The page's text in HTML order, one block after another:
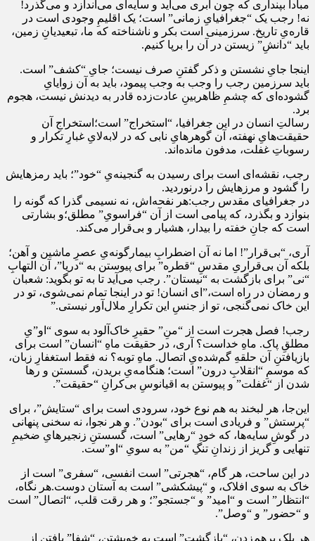
مبادا بپنداری که چون ابری می‌آید و سایه‌ای می‌اندازد و می‌گذرد!
نه! رجب یک “جغرافیایِ زمانی” است؛ یک اقلیمِ وجودی است در
قاره‌یِ تاریخ. سرزمینی است بکر و ناشناخته که ما، تبعیدیانِ زمین،
باید “دانشِ” زیستن در آن را برپا کنیم.
اینجا جایِ نشستن و ذکر گفتنِ صرف نیست؛ جایِ “کشف” است.
باید سرزمین رجب را وجب به وجب پیمود، باید به آن زوایایِ
گشوده‌ای که چشمِ ظاهر‌بینِ عادت‌زده قادر به دیدنش نیست، هجوم
برد.
رسالتِ انسان در این جغرافیا، “استخراج” است؛استخراجِ آن
حقیقت‌هایِ نهفته، آن گوهرهایِ نابی که در لابه‌لایِ غبارِ تکرار و
رسوباتِ غفلت، مدفون مانده‌اند.
رجب، نقشه‌ای است برای رسیدن به گنجینه‌یِ “خود”؛ باید رمزهایش
را گشود و مرزهایش را درنوردید.
در جغرافیای مقدس رجب:هر نفحه‌اش، نه نسیمی گذرا که گونه را
بنوازد و بگذرد، که پیامی است از آن “فراسویِ” مطلق؛و بشارتی
است که جانِ خفته را بیدار، هشیار و بی‌قرار می‌کند.
آری، “بی‌قرار”! اما نه آن اضطرابِ بیمارگونه‌یِ عصرِ ماشین و آهن؛
بلکه آن بی‌قراریِ مقدسِ “قطره” برای پیوستن به “دریا”، آن التهابِ
“نی” برای بازگشت به “نیستان”. رجب می‌آید تا به تو بگوید: شعبان
و رمضان در راه است،”ای انسان! تو در اینجا تمام نمی‌شوی، تو در
این خاک نمی‌گنجی، تو از جنسِ این تکرارِ ملال‌آور نیستی.”
رجب! فصل هجرت است از “منِ” حقیرِ خاک‌آلود به سوی “او”یِ
مطلقِ پاک. ماهِ خداست؟ آری، در حقیقت ماهِ “انسان” است برای
بازیافتنِ آن حلقهِ گم‌شده‌یِ اتصال. ماهِ توبه؟ نه فقط استغفارِ زبان،
که موسمِ “انقلابِ درون” است؛ هنگامه‌یِ بریدن، گسستن و رها
شدن از “غفلت” و پیوستن به اقیانوسِ بی‌کرانِ “حقیقت”.
این‌جا، هر لبخند به هم نوع خود، سرودی است برای “ستایش”، برای
“پرستش” و فریادی است برای “بودن”. و هر نجوا، نه سخنی پنهانی
در گوشِ سایه‌ها، که خودِ “رهایی” است، گسستنِ زنجیرهایِ ضخیمِ
تنهایی و گریز از زندانِ تنگِ “من” به سویِ “او”ست.
در این ساحت، هر گام، “هجرتی” است انفسی، “سفری” است از
خاک به سوی افلاک، و “پیشکشی” است به آستان دوست.هر نگاه،
“انتظار” است و “امید” و “جستجو”؛ و هر رقت قلب، “اتصال” است
و “حضور” و “وصل”.
هر پلک برهم‌زدن، “بازگشت” است به خویشتن، “شفا” یافتن از